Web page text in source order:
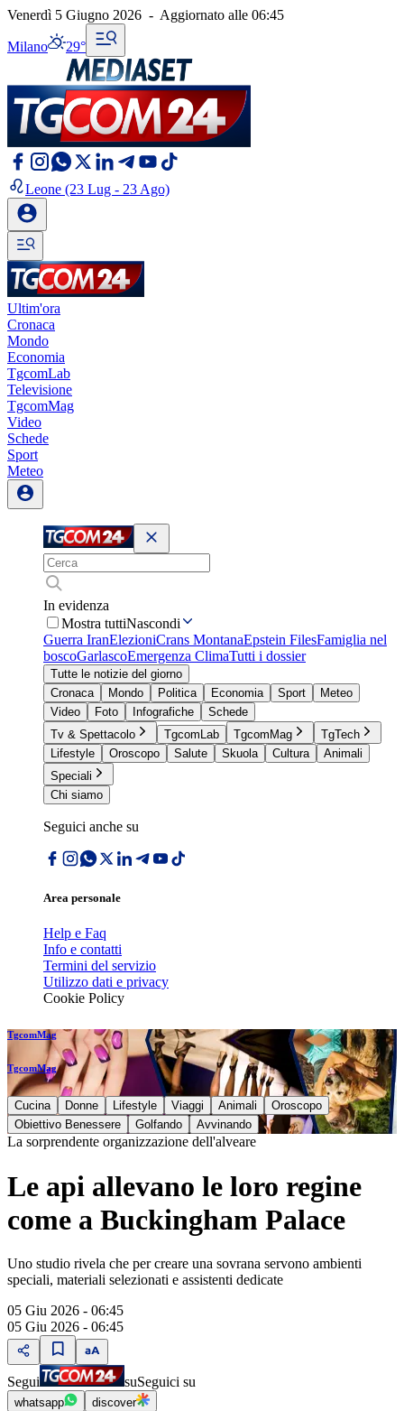
Venerdì 5 Giugno 2026 - Aggiornato alle 06:45
Milano 29°
Leone (23 Lug - 23 Ago)
Ultim'ora
Cronaca
Mondo
Economia
TgcomLab
Televisione
TgcomMag
Video
Schede
Sport
Meteo
In evidenza
Mostra tuttiNascondi
Guerra IranElezioniCrans MontanaEpstein FilesFamiglia nel
boscoGarlascoEmergenza ClimaTutti i dossier
Tutte le notizie del giorno
Cronaca
Mondo Politica Economia Sport
Meteo
Video
Foto Infografiche
Schede
Tv & Spettacolo
TgcomLab TgcomMag
TgTech
Lifestyle
Oroscopo Salute Skuola Cultura
Animali
Speciali
Chi siamo
Seguici anche su
Area personale
Help e Faq
Info e contatti
Termini del servizio
Utilizzo dati e privacy
Cookie Policy
TgcomMag
TgcomMag
Cucina Donne Lifestyle Viaggi Animali
Oroscopo
Obiettivo Benessere
Golfando Avvinando
La sorprendente organizzazione dell'alveare
Le api allevano le loro regine
come a Buckingham Palace
Uno studio rivela che per creare una sovrana servono ambienti
speciali, materiali selezionati e assistenti dedicate
05 Giu 2026 - 06:45
05 Giu 2026 - 06:45
Segui suSeguici su
whatsapp discover